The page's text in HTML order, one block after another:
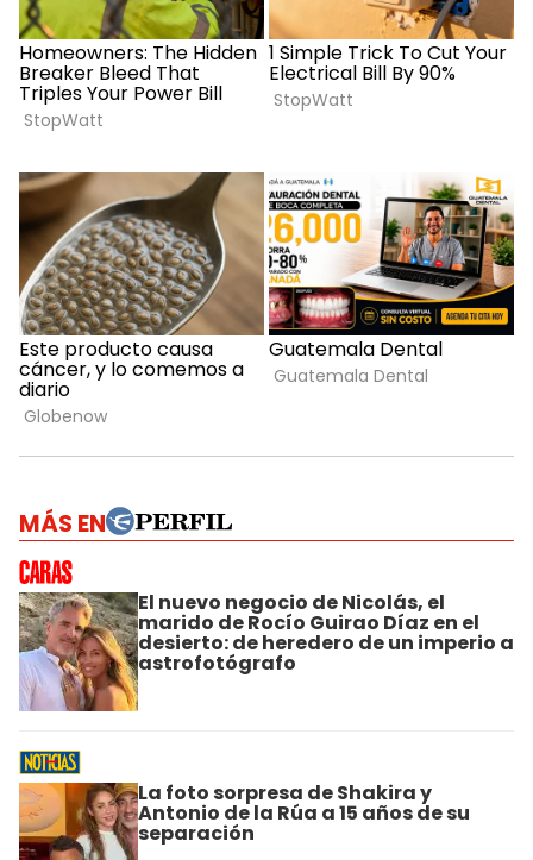
MÁS EN
El nuevo negocio de Nicolás, el
marido de Rocío Guirao Díaz en el
desierto: de heredero de un imperio a
astrofotógrafo
La foto sorpresa de Shakira y
Antonio de la Rúa a 15 años de su
separación